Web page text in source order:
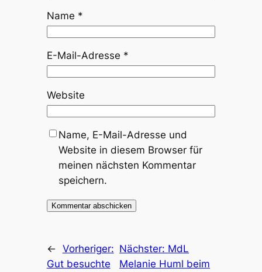
Name *
E-Mail-Adresse *
Website
Name, E-Mail-Adresse und
Website in diesem Browser für
meinen nächsten Kommentar
speichern.
← Vorheriger:
Gut besuch­te
Nächster: MdL
Mela­nie Huml beim